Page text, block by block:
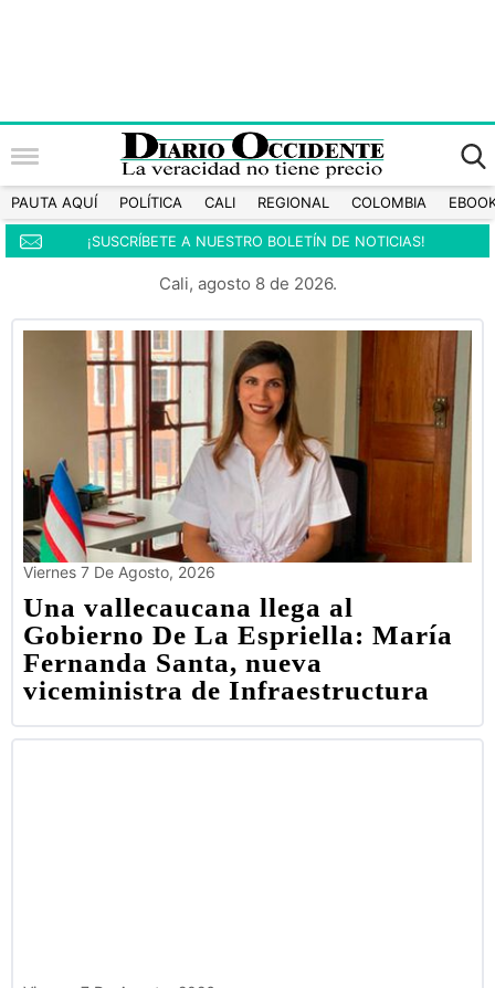
PAUTA AQUÍ POLÍTICA CALI REGIONAL COLOMBIA
¡SUSCRÍBETE A NUESTRO BOLETÍN DE NOTICIAS!
Cali, agosto 8 de 2026.
Viernes 7 De Agosto, 2026
Una vallecaucana llega al
Gobierno De La Espriella: María
Fernanda Santa, nueva
viceministra de Infraestructura